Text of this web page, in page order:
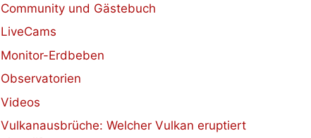
Community und Gästebuch
LiveCams
Monitor-Erdbeben
Observatorien
Videos
Vulkanausbrüche: Welcher Vulkan eruptiert